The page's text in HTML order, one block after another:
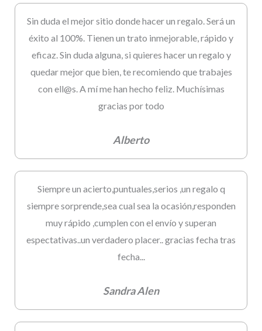
Sin duda el mejor sitio donde hacer un regalo. Será un
éxito al 100%. Tienen un trato inmejorable, rápido y
eficaz. Sin duda alguna, si quieres hacer un regalo y
quedar mejor que bien, te recomiendo que trabajes
con ell@s. A mí me han hecho feliz. Muchísimas
gracias por todo
Alberto
Siempre un acierto,puntuales,serios ,un regalo q
siempre sorprende,sea cual sea la ocasión,responden
muy rápido ,cumplen con el envío y superan
espectativas..un verdadero placer.. gracias fecha tras
fecha...
Sandra Alen